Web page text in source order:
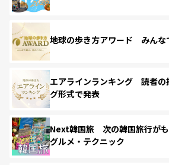
地球の歩き方アワード みんな
エアラインランキング 読者の
グ形式で発表
Next韓国旅 次の韓国旅行がも
グルメ・テクニック